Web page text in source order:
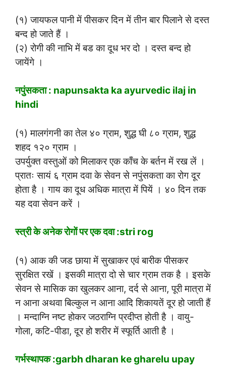
(१) जायफल पानी में पीसकर दिन में तीन बार पिलाने से दस्त
बन्द हो जाते हैं ।
(२) रोगी की नाभि में बड का दूध भर दो । दस्त बन्द हो
जायेंगे ।
नपुंसकता : napunsakta ka ayurvedic ilaj in
hindi
(१) मालगंगनी का तेल ४० ग्राम, शुद्ध घी ८० ग्राम, शुद्ध
शहद १२० ग्राम ।
उपर्युक्त वस्तुओं को मिलाकर एक काँच के बर्तन में रख लें ।
प्रातः सायं ६ ग्राम दवा के सेवन से नपुंसकता का रोग दूर
होता है । गाय का दूध अधिक मात्रा में पियें । ४० दिन तक
यह दवा सेवन करें ।
स्त्री के अनेक रोगों पर एक दवा :stri rog
(१) आक की जड छाया में सुखाकर एवं बारीक पीसकर
सुरक्षित रखें । इसकी मात्रा दो से चार ग्राम तक है । इसके
सेवन से मासिक का खुलकर आना, दर्द से आना, पूरी मात्रा में
न आना अथवा बिल्कुल न आना आदि शिकायतें दूर हो जाती हैं
। मन्दाग्नि नष्ट होकर जठराग्नि प्रदीप्त होती है । वायु-
गोला, कटि-पीडा, दूर हो शरीर में स्फूर्ति आती है ।
गर्भस्थापक :garbh dharan ke gharelu upay